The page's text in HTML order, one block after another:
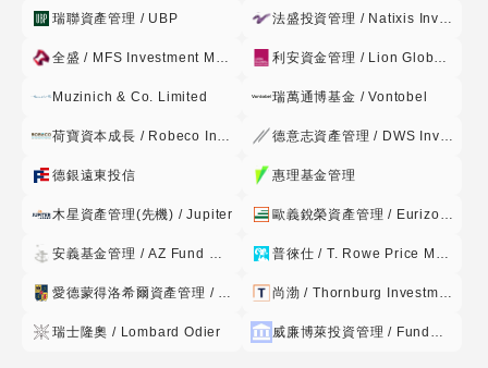
力情事,有影響該國經濟發展及金融市 場安定之虞等情形者。
一投資所在國或地區或中華民國因 實施外匯管制導致無法匯出
者。 6. 俟前款第(2)目及第(3)目所列之特殊情形結束後三十個
經理公司得以現金、存放於銀行、從事債券附買回交易或買入
短期票券(國庫券、可轉讓銀行定期存 單、公司及公營事業機
資產,並指示 基金保管機構處理;上開資產存放之銀行、債券附
買回交易之交易對象及短期票券發行人、保證人、 承兌人或標
可之信用評等機構評等 達一定等級以上者。 8. 經理公司運用
本基金為上市或上櫃有價證券投資,除法令另有規定外,應委託
瑞聯資產管理 / UBP 法盛投資管理 / Natixis Investment Managers
全盛 / MFS Investment Management 利安資金管理 / Lion Global Investors
Muzinich & Co. Limited 瑞萬通博基金 / Vontobel
荷寶資本成長 / Robeco Institutional 德意志資產管理 / DWS Investment
德銀遠東投信 惠理基金管理
木星資產管理(先機) / Jupiter 歐義銳榮資產管理 / Eurizon Capital
安義基金管理 / AZ Fund Management 普徠仕 / T. Rowe Price Management
愛德蒙得洛希爾資產管理 / Edmond de Rothschild 尚渤 / Thornburg Investment Management
瑞士隆奧 / Lombard Odier 威廉博萊投資管理 / FundRock Management Company